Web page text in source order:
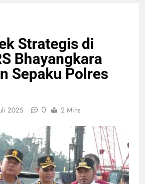
Strategis di
Bhayangkara
Sepaku Polres
2025 0 2 Mins